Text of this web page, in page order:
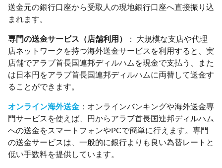
送金元の銀行口座から受取人の現地銀行口座へ直接振り込
まれます。
専門の送金サービス（店舗利用）
： 大規模な支店や代理
店ネットワークを持つ海外送金サービスを利用すると、実
店舗でアラブ首長国連邦ディルハムを現金で支払う、また
は日本円をアラブ首長国連邦ディルハムに両替して送金す
ることができます。
オンライン海外送金 ：オンラインバンキングや海外送金専
門サービスを使えば、円からアラブ首長国連邦ディルハム
への送金をスマートフォンやPCで簡単に行えます。専門
の送金サービスは、一般的に銀行よりも良い為替レートと
低い手数料を提供しています。